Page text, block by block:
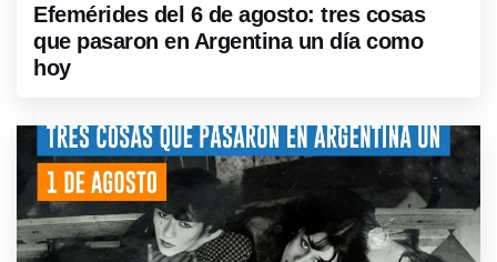
Efemérides del 6 de agosto: tres cosas
que pasaron en Argentina un día como
hoy